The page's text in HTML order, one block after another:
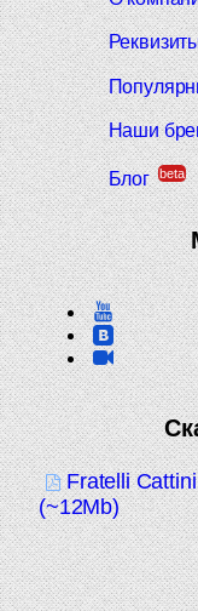
Наши
Блог beta
Fratelli
(~12Mb)